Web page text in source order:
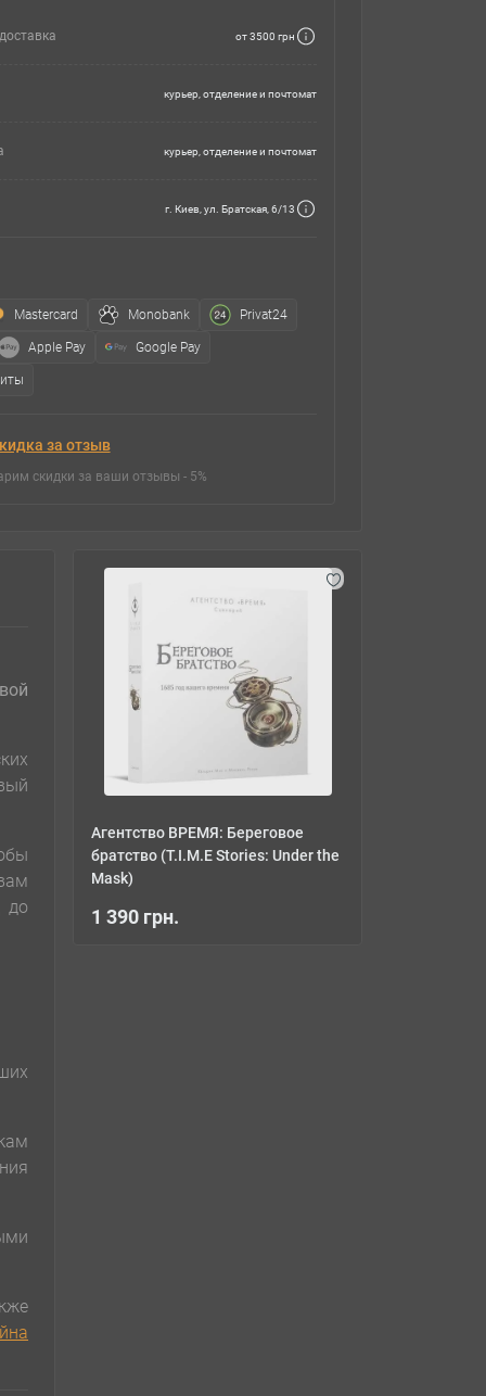
от 3500 грн
курьер, отделение и почтомат
курьер, отделение и почтомат
г. Киев, ул. Братская, 6/13
Mastercard Monobank Privat24
Apple Pay Google Pay
за отзыв
скидки за ваши отзывы - 5%
Агентство ВРЕМЯ: Береговое
братство (T.I.M.E Stories: Under the
Mask)
1 390 грн.
до